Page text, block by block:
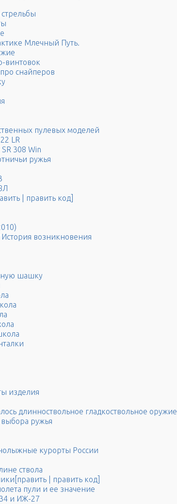
Млечный Путь.
винтовок
снайперов
пулевых моделей
LR
308 Win
ружья
| править код]
История возникновения
шашку
изделия
длинноствольное гладкоствольное оружие
выбора ружья
курорты России
ствола
| править код]
пули и ее значение
и ИЖ-27